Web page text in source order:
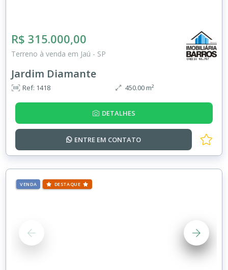
R$ 315.000,00
Terreno à venda em Jaú - SP
Jardim Diamante
Ref: 1418 450.00 m²
DETALHES
ENTRE EM CONTATO
VENDA DESTAQUE